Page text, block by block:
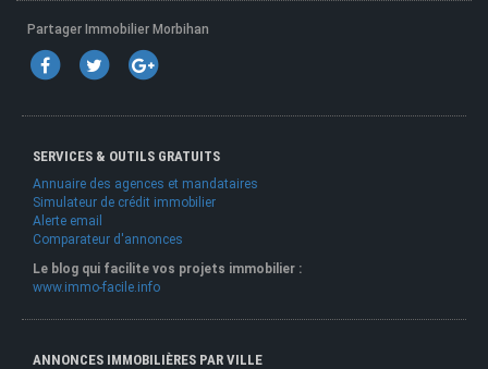
Partager Immobilier Morbihan
SERVICES & OUTILS GRATUITS
Annuaire des agences et mandataires
Simulateur de crédit immobilier
Alerte email
Comparateur d'annonces
Le blog qui facilite vos projets immobilier :
www.immo-facile.info
ANNONCES IMMOBILIÈRES PAR VILLE